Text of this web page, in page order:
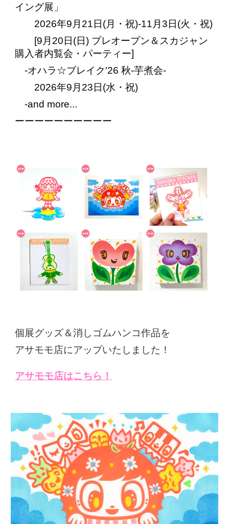
イング展」
2026年9月21日(月・祝)-11月3日(火・祝)
[9月20日(日) プレオープン＆スカジャン
購入者内覧会・パーティー]
-オハラ☆ブレイク'26 秋-芋煮会-
2026年9月23日(水・祝)
‐and more...
ーーーーーーーーーー
個展グッズ＆消しゴムハンコ作品を
アサモモ店にアップいたしました！
アサモモ店はこちら ！